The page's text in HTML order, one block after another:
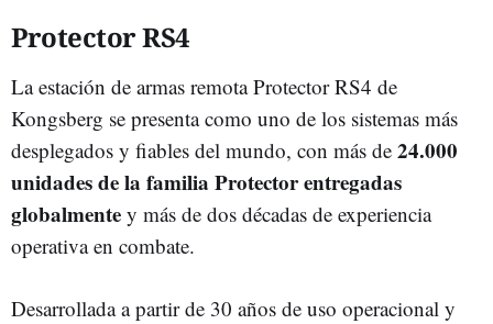
Protector RS4
La estación de armas remota Protector RS4 de
Kongsberg se presenta como uno de los sistemas más
desplegados y fiables del mundo, con más de 24.000
unidades de la familia Protector entregadas
globalmente y más de dos décadas de experiencia
operativa en combate.
Desarrollada a partir de 30 años de uso operacional y